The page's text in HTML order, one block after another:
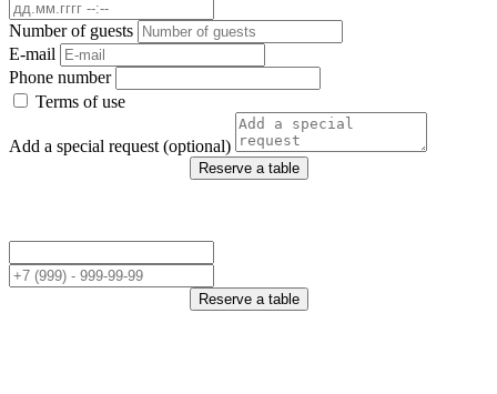
Number of guests
E-mail
Phone number
Terms of use
Add a special request (optional)
Reserve a table
Reserve a table